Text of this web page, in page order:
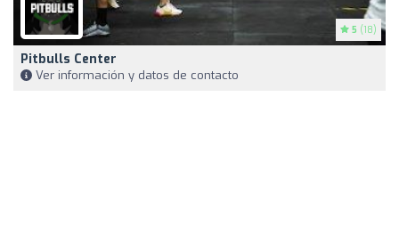
5 (18)
Pitbulls Center
Ver información y datos de contacto